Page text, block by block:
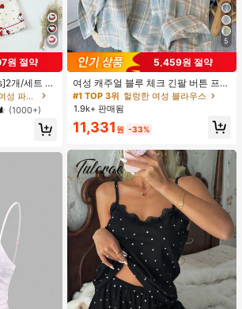
원 절약
개/세트 여
포켓 상의
캐주얼 홈
프라이드 월 여성 파자마 세트
의 매진!
프라이드 월 여성 파자마 세트
의 매진!
프라이드 월 여성 파자마 세트
의 매진!
프라이드 월 여성 파자마 세트
(1000+)
5
5,459원 절약
여성 캐주얼 블루 체크 긴팔 버튼 프론
트 폴리에스터 셔츠, 레귤러 핏, 봄 의
류, 편안한 스타일
#1 TOP 3위 헐렁한 여성 블라우스
1.9k+ 판매됨
11,331 원 -33%